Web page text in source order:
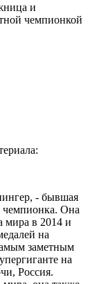
и
чемпионкой
- бывшая
чемпионка. Она
мира в 2014 и
на
заметным
на
Россия.